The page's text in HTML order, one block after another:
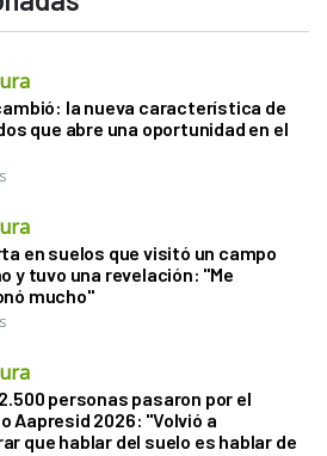
la nueva característica de
que abre una oportunidad en el
en suelos que visitó un campo
y tuvo una revelación: "Me
mucho"
personas pasaron por el
Aapresid 2026: "Volvió a
que hablar del suelo es hablar de